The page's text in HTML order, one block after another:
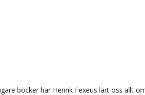
böcker har Henrik Fexeus lärt oss allt